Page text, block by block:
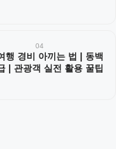
04
행 경비 아끼는 법 | 동백
| 관광객 실전 활용 꿀팁